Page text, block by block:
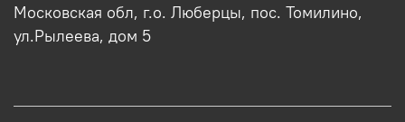
Московская обл, г.о. Люберцы, пос. Томилино,
ул.Рылеева, дом 5